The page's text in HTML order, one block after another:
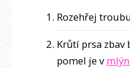
Rozehřej
Krůtí prsa zbav
pomel je v